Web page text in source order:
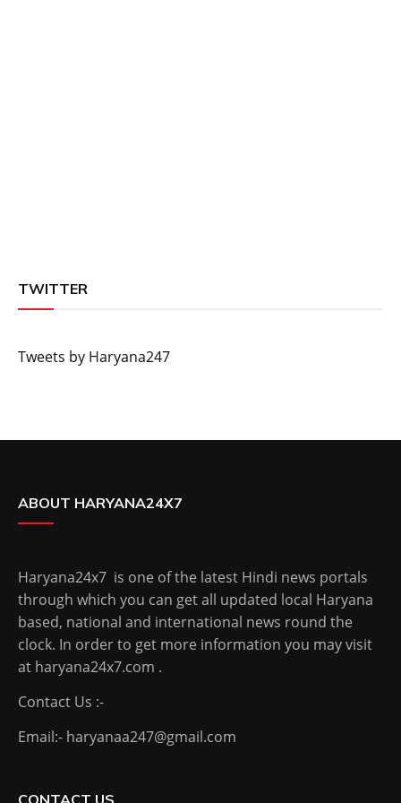
TWITTER
Tweets by Haryana247
ABOUT HARYANA24X7
Haryana24x7 is one of the latest Hindi news portals
through which you can get all updated local Haryana
based, national and international news round the
clock. In order to get more information you may visit
at haryana24x7.com .
Contact Us :-
Email:- haryanaa247@gmail.com